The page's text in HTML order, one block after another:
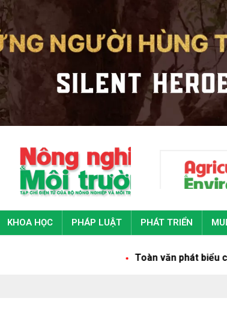
KHOA HỌC PHÁP LUẬT PHÁT TRIỂN
Toàn văn phát biểu của Tổng Bí